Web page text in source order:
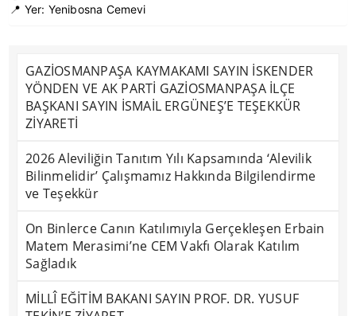
📍 Yer: Yenibosna Cemevi
GAZİOSMANPAŞA KAYMAKAMI SAYIN İSKENDER
YÖNDEN VE AK PARTİ GAZİOSMANPAŞA İLÇE
BAŞKANI SAYIN İSMAİL ERGÜNEŞ’E TEŞEKKÜR
ZİYARETİ
2026 Aleviliğin Tanıtım Yılı Kapsamında ‘Alevilik
Bilinmelidir’ Çalışmamız Hakkında Bilgilendirme
ve Teşekkür
On Binlerce Canın Katılımıyla Gerçekleşen Erbain
Matem Merasimi’ne CEM Vakfı Olarak Katılım
Sağladık
MİLLÎ EĞİTİM BAKANI SAYIN PROF. DR. YUSUF